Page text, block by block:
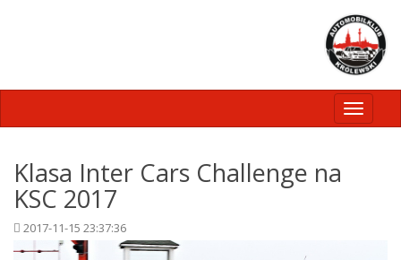
Toggle
Klasa Inter Cars Challenge na
KSC 2017
2017-11-15 23:37:36